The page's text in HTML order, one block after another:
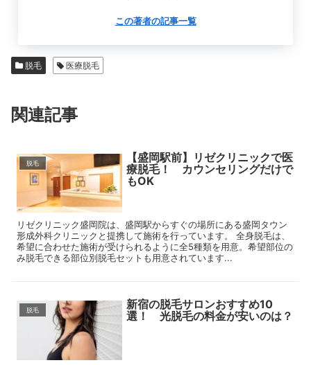
この著者の記事一覧
脱毛 医療脱毛
関連記事
脱毛
【盛岡駅前】リゼクリニックで医
療脱毛！ カウンセリングだけで
もOK
リゼクリニック盛岡院は、盛岡駅からすぐの場所にある盛岡タウン
形成外科クリニックと提携して施術を行っています。 全身脱毛は、
希望に合わせた施術が受けられるように全5種類を用意。希望部位の
み脱毛できる部位別脱毛セットも用意されています...
脱毛
新宿の脱毛サロンおすすめ10
選！ 光脱毛の料金が安いのは？